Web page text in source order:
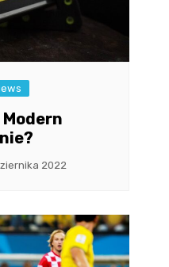
2022